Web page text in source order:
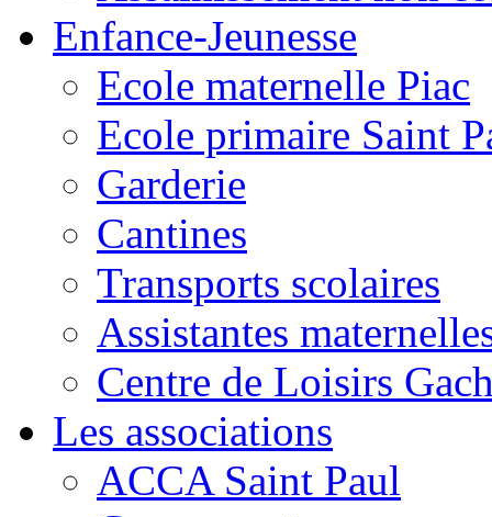
Enfance-Jeunesse
Ecole maternelle Piac
Ecole primaire Saint
Garderie
Cantines
Transports scolaires
Assistantes
Centre de Loisirs
Les associations
ACCA Saint Paul